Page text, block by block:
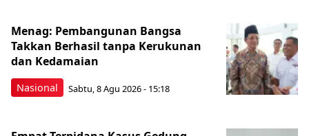
Nasional
Menag: Pembangunan Bangsa
Takkan Berhasil tanpa Kerukunan
dan Kedamaian
Sabtu, 8 Agu 2026 - 15:18